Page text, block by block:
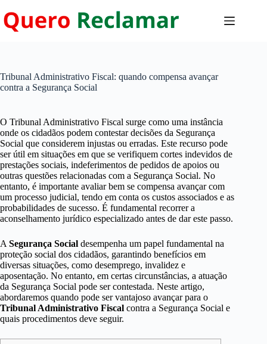
para
o
Tribunal Administrativo Fiscal: quando compensa avançar
contra a Segurança Social
O Tribunal Administrativo Fiscal surge como uma instância
onde os cidadãos podem contestar decisões da Segurança
Social que considerem injustas ou erradas. Este recurso pode
ser útil em situações em que se verifiquem cortes indevidos de
prestações sociais, indeferimentos de pedidos de apoios ou
outras questões relacionadas com a Segurança Social. No
entanto, é importante avaliar bem se compensa avançar com
um processo judicial, tendo em conta os custos associados e as
probabilidades de sucesso. É fundamental recorrer a
aconselhamento jurídico especializado antes de dar este passo.
A Segurança Social desempenha um papel fundamental na
proteção social dos cidadãos, garantindo benefícios em
diversas situações, como desemprego, invalidez e
aposentação. No entanto, em certas circunstâncias, a atuação
da Segurança Social pode ser contestada. Neste artigo,
abordaremos quando pode ser vantajoso avançar para o
Tribunal Administrativo Fiscal contra a Segurança Social e
quais procedimentos deve seguir.